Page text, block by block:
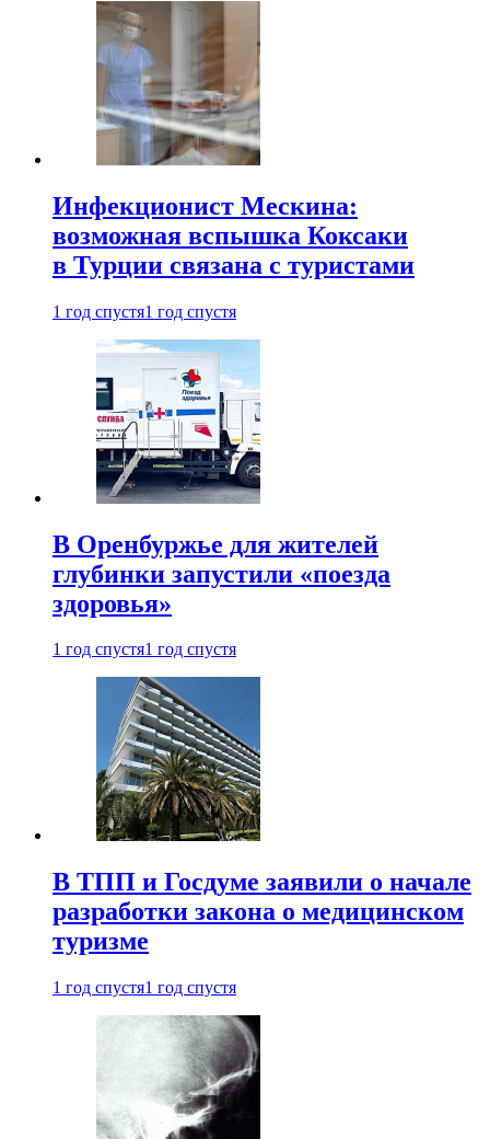
Инфекционист Мескина:
возможная вспышка Коксаки
в Турции связана с туристами
1 год спустя1 год спустя
В Оренбуржье для жителей
глубинки запустили «поезда
здоровья»
1 год спустя1 год спустя
В ТПП и Госдуме заявили о начале
разработки закона о медицинском
туризме
1 год спустя1 год спустя